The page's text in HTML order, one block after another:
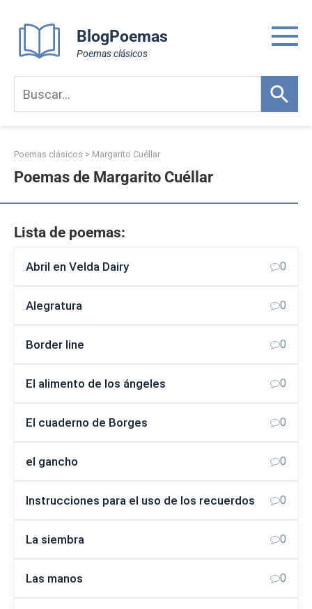
content
BlogPoemas
Poemas clásicos
Poemas clásicos > Margarito Cuéllar
Poemas de Margarito Cuéllar
Lista de poemas:
Abril en Velda Dairy 0
Alegratura 0
Border line 0
El alimento de los ángeles 0
El cuaderno de Borges 0
el gancho 0
Instrucciones para el uso de los recuerdos 0
La siembra 0
Las manos 0